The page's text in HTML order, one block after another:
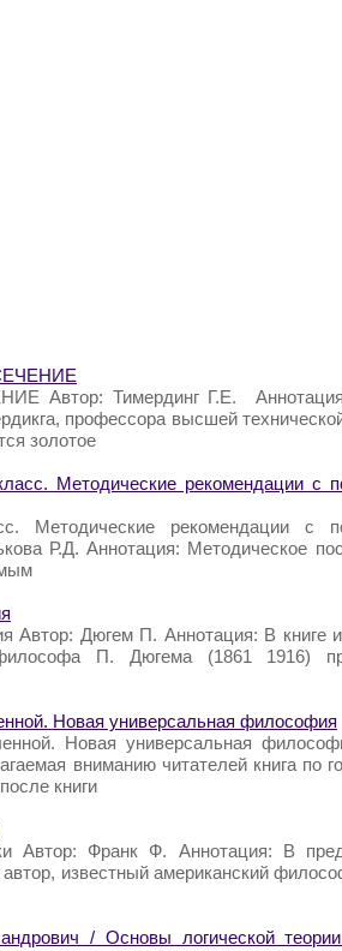
Автор: Тимердинг Г.Е.
профессора высшей
золотое
Методические рекомендации с
Методические рекомендации с
Р.Д. Аннотация: Методическое
Автор: Дюгем П. Аннотация: В книге
П. Дюгема (1861 1916)
Новая универсальная философия
Новая универсальная
вниманию читателей книга по
книги
Автор: Франк Ф. Аннотация: В
известный американский
/ Основы логической